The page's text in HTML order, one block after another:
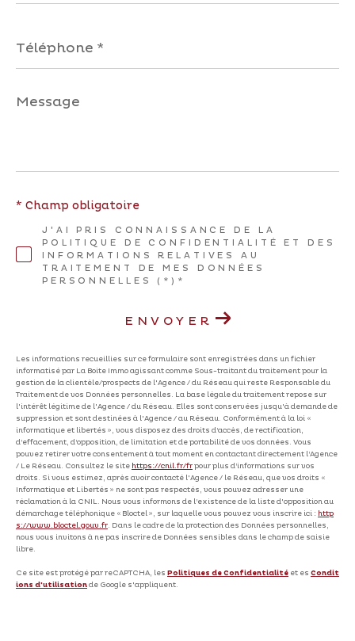
*
Message
*
J'AI PRIS CONNAISSANCE DE LA
POLITIQUE DE CONFIDENTIALITÉ ET DES
INFORMATIONS RELATIVES AU
TRAITEMENT DE MES DONNÉES
PERSONNELLES (*)*
* Champ obligatoire
ENVOYER
Les informations recueillies sur ce formulaire sont enregistrées dans un fichier
informatisé par La Boite Immo agissant comme Sous-traitant du traitement pour la
gestion de la clientèle/prospects de l'Agence / du Réseau qui reste Responsable du
Traitement de vos Données personnelles. La base légale du traitement repose sur
l'intérêt légitime de l'Agence / du Réseau. Elles sont conservées jusqu'à demande de
suppression et sont destinées à l'Agence / au Réseau. Conformément à la loi «
informatique et libertés », vous disposez des droits d’accès, de rectification,
d’effacement, d’opposition, de limitation et de portabilité de vos données. Vous
pouvez retirer votre consentement à tout moment en contactant directement l’Agence
/ Le Réseau. Consultez le site https://cnil.fr/fr pour plus d’informations sur vos
droits. Si vous estimez, après avoir contacté l'Agence / le Réseau, que vos droits «
Informatique et Libertés » ne sont pas respectés, vous pouvez adresser une
réclamation à la CNIL. Nous vous informons de l’existence de la liste d'opposition au
démarchage téléphonique « Bloctel », sur laquelle vous pouvez vous inscrire ici : http
s://www.bloctel.gouv.fr. Dans le cadre de la protection des Données personnelles,
nous vous invitons à ne pas inscrire de Données sensibles dans le champ de saisie
libre.
Ce site est protégé par reCAPTCHA, les Politiques de Confidentialité et es Condit
ions d'utilisation de Google s'appliquent.